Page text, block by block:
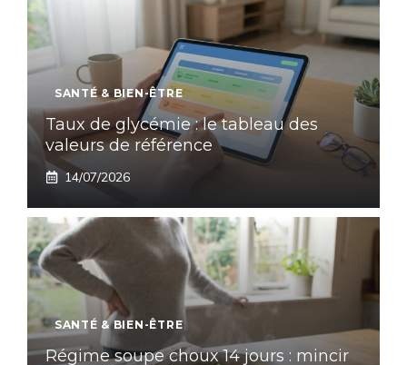
SANTÉ & BIEN-ÊTRE
Taux de glycémie : le tableau des
valeurs de référence
14/07/2026
SANTÉ & BIEN-ÊTRE
Régime soupe choux 14 jours : mincir